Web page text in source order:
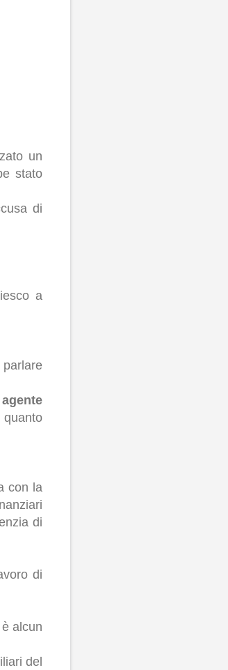
un
stato
di
a
parlare
quanto
con la
di
di
alcun
del